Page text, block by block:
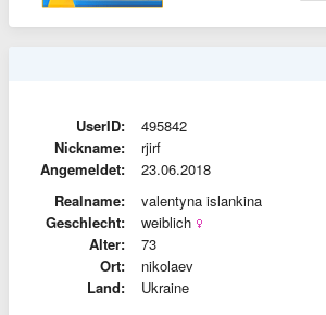
UserID:
495842
Nickname:
rjirf
Angemeldet:
23.06.2018
Realname:
valentyna islankina
Geschlecht:
weiblich
Alter:
73
Ort:
nikolaev
Land:
Ukraine